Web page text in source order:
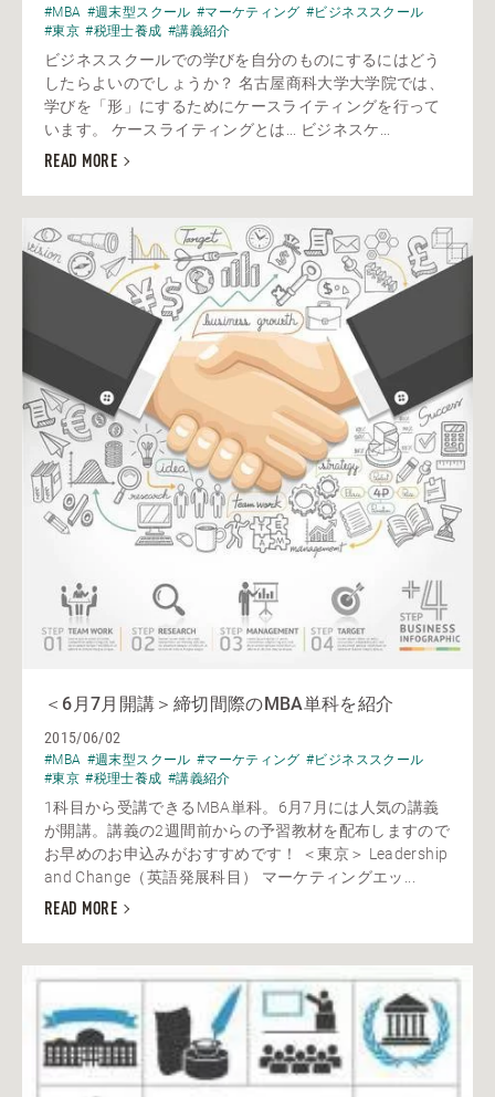
#MBA #週末型スクール #マーケティング #ビジネススクール
#東京 #税理士養成 #講義紹介
ビジネススクールでの学びを自分のものにするにはどう
したらよいのでしょうか？ 名古屋商科大学大学院では、
学びを「形」にするためにケースライティングを行って
います。 ケースライティングとは... ビジネスケ...
READ MORE
＜6月7月開講＞締切間際のMBA単科を紹介
2015/06/02
#MBA #週末型スクール #マーケティング #ビジネススクール
#東京 #税理士養成 #講義紹介
1科目から受講できるMBA単科。6月7月には人気の講義
が開講。講義の2週間前からの予習教材を配布しますので
お早めのお申込みがおすすめです！ ＜東京＞ Leadership
and Change（英語発展科目） マーケティングエッ...
READ MORE